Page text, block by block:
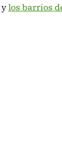
ylos barrios